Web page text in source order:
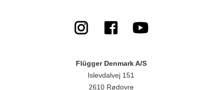
Flügger Denmark A/S
Islevdalvej 151
2610 Rødovre